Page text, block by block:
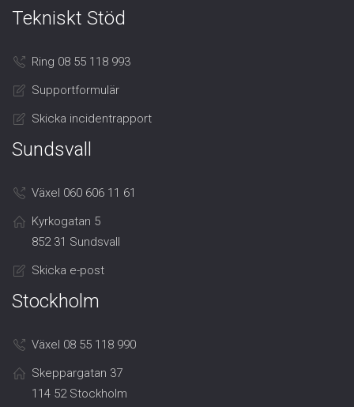
Tekniskt Stöd
Ring 08 55 118 993
Supportformulär
Skicka incidentrapport
Sundsvall
Växel 060 606 11 61
Kyrkogatan 5
852 31 Sundsvall
Skicka e-post
Stockholm
Växel 08 55 118 990
Skeppargatan 37
114 52 Stockholm